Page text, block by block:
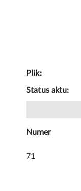
Plik:
Status aktu:
Numer
71